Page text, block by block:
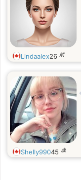
Lindaalex26 歳
Shelly99045 歳